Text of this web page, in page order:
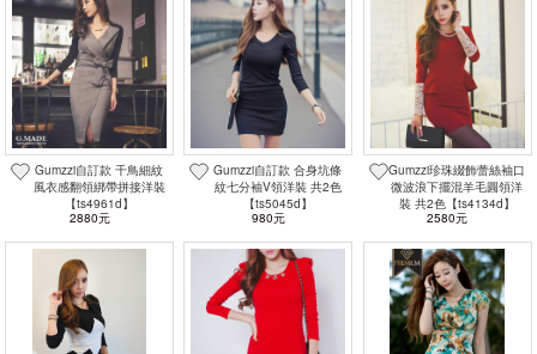
Gumzzi自訂款 千鳥細紋
風衣感翻領綁帶拼接洋裝
【ts4961d】
2880元
Gumzzi自訂款 合身坑條
紋七分袖V領洋裝 共2色
【ts5045d】
980元
Gumzzi珍珠綴飾蕾絲袖口
微波浪下擺混羊毛圓領洋
裝 共2色【ts4134d】
2580元